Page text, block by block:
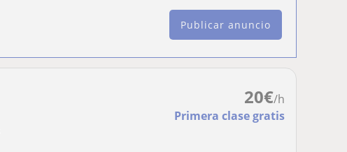
Publicar anuncio
20€/h
Primera clase gratis